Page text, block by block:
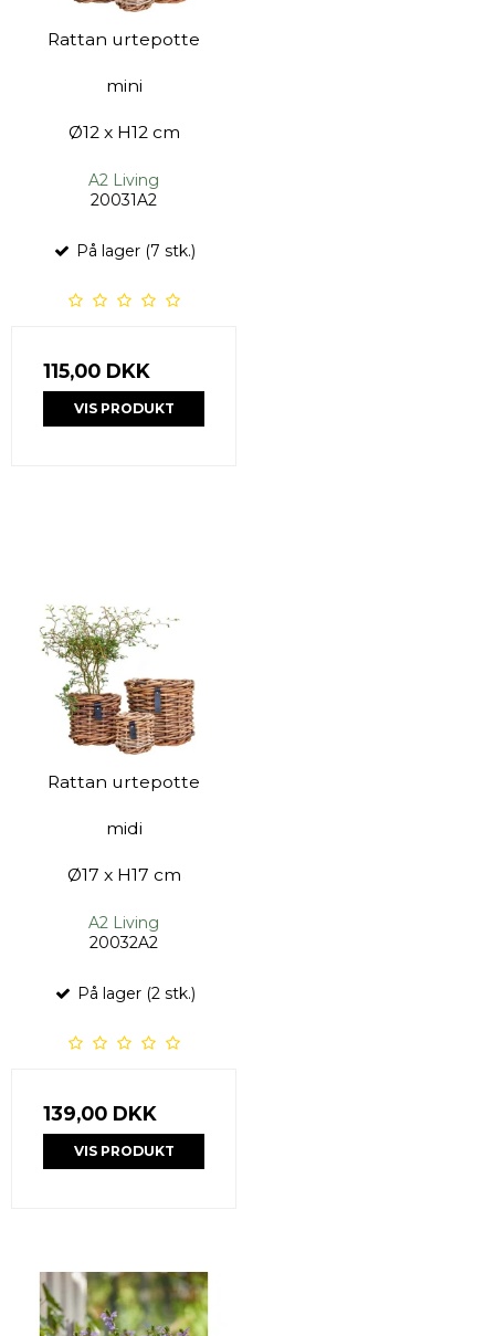
Rattan urtepotte
mini
Ø12 x H12 cm
A2 Living
20031A2
På lager (7 stk.)
115,00 DKK
VIS PRODUKT
Rattan urtepotte
midi
Ø17 x H17 cm
A2 Living
20032A2
På lager (2 stk.)
139,00 DKK
VIS PRODUKT